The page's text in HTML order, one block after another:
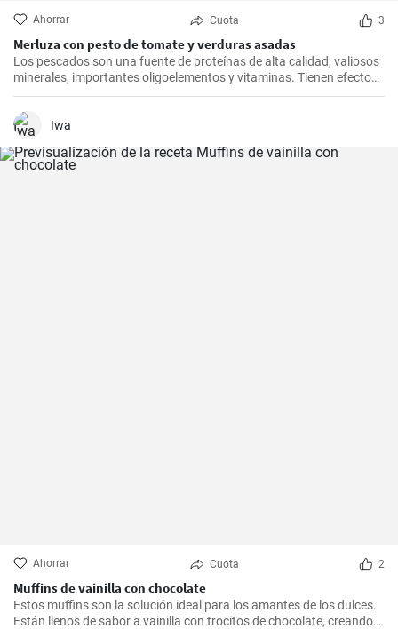
Ahorrar Cuota 3
Merluza con pesto de tomate y verduras asadas
Los pescados son una fuente de proteínas de alta calidad, valiosos
minerales, importantes oligoelementos y vitaminas. Tienen efectos
beneficiosos para el sistema cardiovascular y se recomienda
consumirlos al menos dos veces a la semana. Inspírate con nuestro
rápido almuerzo.
Iwa
Ahorrar Cuota 2
Muffins de vainilla con chocolate
Estos muffins son la solución ideal para los amantes de los dulces.
Están llenos de sabor a vainilla con trocitos de chocolate, creando